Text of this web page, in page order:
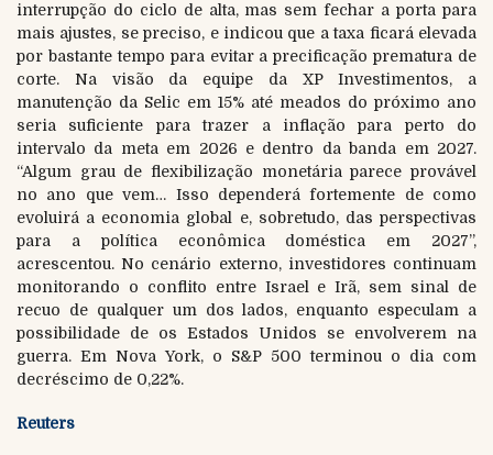
interrupção do ciclo de alta, mas sem fechar a porta para
mais ajustes, se preciso, e indicou que a taxa ficará elevada
por bastante tempo para evitar a precificação prematura de
corte. Na visão da equipe da XP Investimentos, a
manutenção da Selic em 15% até meados do próximo ano
seria suficiente para trazer a inflação para perto do
intervalo da meta em 2026 e dentro da banda em 2027.
“Algum grau de flexibilização monetária parece provável
no ano que vem… Isso dependerá fortemente de como
evoluirá a economia global e, sobretudo, das perspectivas
para a política econômica doméstica em 2027”,
acrescentou. No cenário externo, investidores continuam
monitorando o conflito entre Israel e Irã, sem sinal de
recuo de qualquer um dos lados, enquanto especulam a
possibilidade de os Estados Unidos se envolverem na
guerra. Em Nova York, o S&P 500 terminou o dia com
decréscimo de 0,22%.
Reuters